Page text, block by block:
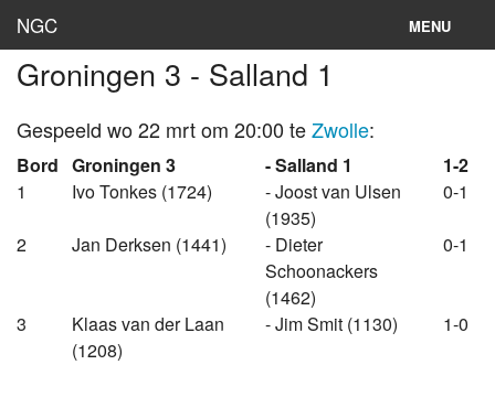
NGC MENU
Inloggen
Stand
Rooster
Lokaties
Groningen 3 - Salland 1
Gespeeld wo 22 mrt om 20:00 teZwolle:
Bord Groningen 3 - Salland 1
1-2
1
Ivo Tonkes (1724)
- Joost van Ulsen
(1935)
0-1
2 Jan Derksen (1441)
- Dieter
Schoonackers
(1462)
0-1
3
Klaas van der Laan
(1208)
- Jim Smit (1130) 1-0